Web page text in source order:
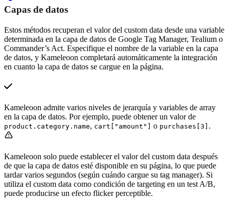
Capas de datos
Estos métodos recuperan el valor del custom data desde una variable
determinada en la capa de datos de Google Tag Manager, Tealium o
Commander’s Act. Especifique el nombre de la variable en la capa
de datos, y Kameleoon completará automáticamente la integración
en cuanto la capa de datos se cargue en la página.
Kameleoon admite varios niveles de jerarquía y variables de array
en la capa de datos. Por ejemplo, puede obtener un valor de
product.category.name, cart["amount"] o purchases[3] .
Kameleoon solo puede establecer el valor del custom data después
de que la capa de datos esté disponible en su página, lo que puede
tardar varios segundos (según cuándo cargue su tag manager). Si
utiliza el custom data como condición de targeting en un test A/B,
puede producirse un efecto flicker perceptible.